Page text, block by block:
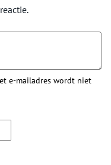
e-mailadres wordt niet